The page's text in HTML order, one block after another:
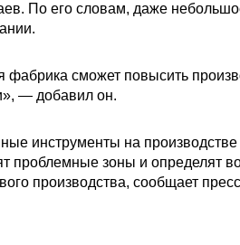
По его словам, даже
сможет повысить
— добавил он.
инструменты на
проблемные зоны и определят
производства, сообщает